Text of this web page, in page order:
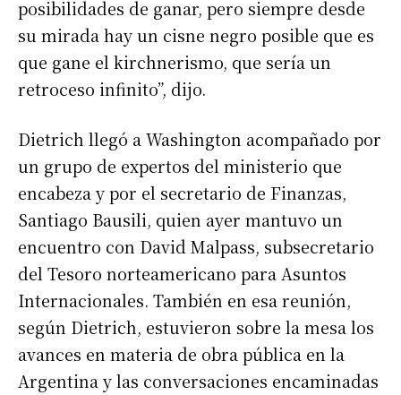
posibilidades de ganar, pero siempre desde
su mirada hay un cisne negro posible que es
que gane el kirchnerismo, que sería un
retroceso infinito”, dijo.
Dietrich llegó a Washington acompañado por
un grupo de expertos del ministerio que
encabeza y por el secretario de Finanzas,
Santiago Bausili, quien ayer mantuvo un
encuentro con David Malpass, subsecretario
del Tesoro norteamericano para Asuntos
Internacionales. También en esa reunión,
según Dietrich, estuvieron sobre la mesa los
avances en materia de obra pública en la
Argentina y las conversaciones encaminadas